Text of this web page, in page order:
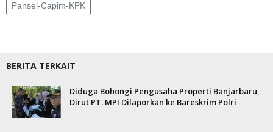
Pansel-Capim-KPK
BERITA TERKAIT
Diduga Bohongi Pengusaha Properti Banjarbaru,
Dirut PT. MPI Dilaporkan ke Bareskrim Polri